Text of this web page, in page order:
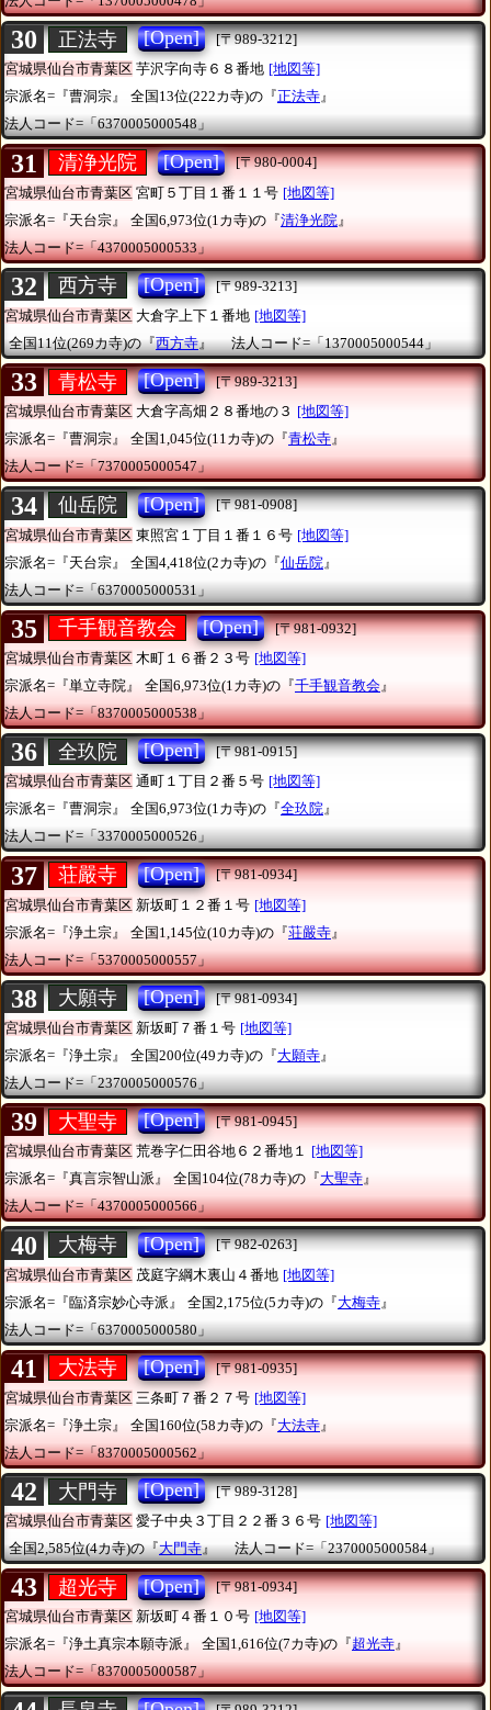
30 正法寺 [Open]
[〒989-3212]
宮城県仙台市青葉区 芋沢字向寺６８番地 [地図等]
宗派名=『曹洞宗』
全国13位(222カ寺)の『正法寺』
法人コード=「6370005000548」
31 清浄光院 [Open]
[〒980-0004]
宮城県仙台市青葉区 宮町５丁目１番１１号 [地図等]
宗派名=『天台宗』
全国6,973位(1カ寺)の『清浄光院 』
法人コード=「4370005000533」
32 西方寺 [Open]
[〒989-3213]
宮城県仙台市青葉区 大倉字上下１番地 [地図等]
全国11位(269カ寺)の『西方寺』 法人コード=「1370005000544」
33 青松寺 [Open]
[〒989-3213]
宮城県仙台市青葉区 大倉字高畑２８番地の３ [地図等]
宗派名=『曹洞宗』
全国1,045位(11カ寺)の『青松寺』
法人コード=「7370005000547」
34 仙岳院 [Open]
[〒981-0908]
宮城県仙台市青葉区 東照宮１丁目１番１６号 [地図等]
宗派名=『天台宗』
全国4,418位(2カ寺)の『仙岳院 』
法人コード=「6370005000531」
35 千手観音教会 [Open]
[〒981-0932]
宮城県仙台市青葉区 木町１６番２３号 [地図等]
宗派名=『単立寺院』
全国6,973位(1カ寺)の『千手観音教会 』
法人コード=「8370005000538」
36 全玖院 [Open]
[〒981-0915]
宮城県仙台市青葉区 通町１丁目２番５号 [地図等]
宗派名=『曹洞宗』
全国6,973位(1カ寺)の『全玖院』
法人コード=「3370005000526」
37 荘嚴寺 [Open]
[〒981-0934]
宮城県仙台市青葉区 新坂町１２番１号 [地図等]
宗派名=『浄土宗』
全国1,145位(10カ寺)の『荘嚴寺 』
法人コード=「5370005000557」
38 大願寺 [Open]
[〒981-0934]
宮城県仙台市青葉区 新坂町７番１号 [地図等]
宗派名=『浄土宗』
全国200位(49カ寺)の『大願寺 』
法人コード=「2370005000576」
39 大聖寺 [Open]
[〒981-0945]
宮城県仙台市青葉区 荒巻字仁田谷地６２番地１ [地図等]
宗派名=『真言宗智山派』
全国104位(78カ寺)の『大聖寺』
法人コード=「4370005000566」
40 大梅寺 [Open]
[〒982-0263]
宮城県仙台市青葉区 茂庭字綱木裏山４番地 [地図等]
宗派名=『臨済宗妙心寺派』
全国2,175位(5カ寺)の『大梅寺 』
法人コード=「6370005000580」
41 大法寺 [Open]
[〒981-0935]
宮城県仙台市青葉区 三条町７番２７号 [地図等]
宗派名=『浄土宗』
全国160位(58カ寺)の『大法寺 』
法人コード=「8370005000562」
42 大門寺 [Open]
[〒989-3128]
宮城県仙台市青葉区 愛子中央３丁目２２番３６号 [地図等]
全国2,585位(4カ寺)の『大門寺』 法人コード=「2370005000584」
43 超光寺 [Open]
[〒981-0934]
宮城県仙台市青葉区 新坂町４番１０号 [地図等]
宗派名=『浄土真宗本願寺派』
全国1,616位(7カ寺)の『超光寺』
法人コード=「8370005000587」